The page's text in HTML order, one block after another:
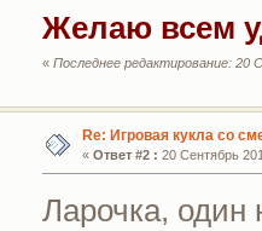
Желаю всем
«Последнее редактирование: 20
Re: Игровая кукла со
« Ответ #2 : 20 Сентябрь
Ларочка, один